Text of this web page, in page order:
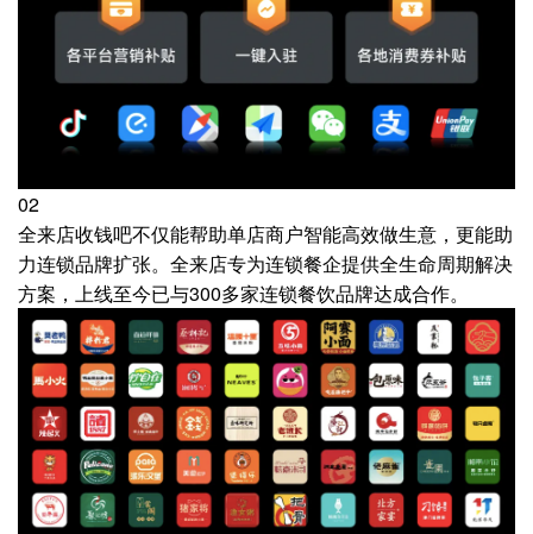
02
全来店收钱吧不仅能帮助单店商户智能高效做生意，更能助
力连锁品牌扩张。全来店专为连锁餐企提供全生命周期解决
方案，上线至今已与300多家连锁餐饮品牌达成合作。